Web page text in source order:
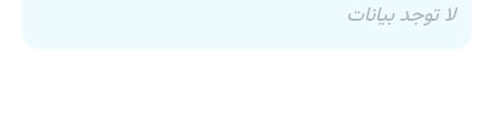
لا توجد بيانات